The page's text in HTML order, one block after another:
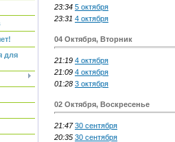
для
23:34 5 октября
23:31 4 октября
04 Октября, Вторник
21:19 4 октября
21:09 4 октября
01:28 3 октября
02 Октября, Воскресенье
21:47 30 сентября
20:35 30 сентября